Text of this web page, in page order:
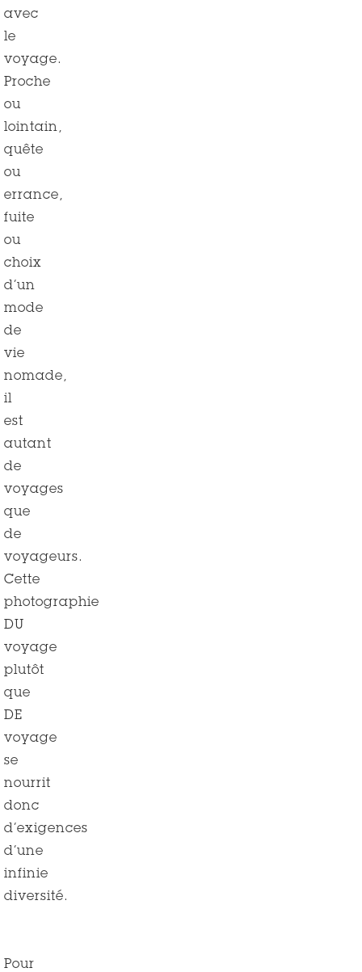
avec
le
voyage.
Proche
ou
lointain,
quête
ou
errance,
fuite
ou
choix
d’un
mode
de
vie
nomade,
il
est
autant
de
voyages
que
de
voyageurs.
Cette
photographie
DU
voyage
plutôt
que
DE
voyage
se
nourrit
donc
d’exigences
d’une
infinie
diversité.
Pour